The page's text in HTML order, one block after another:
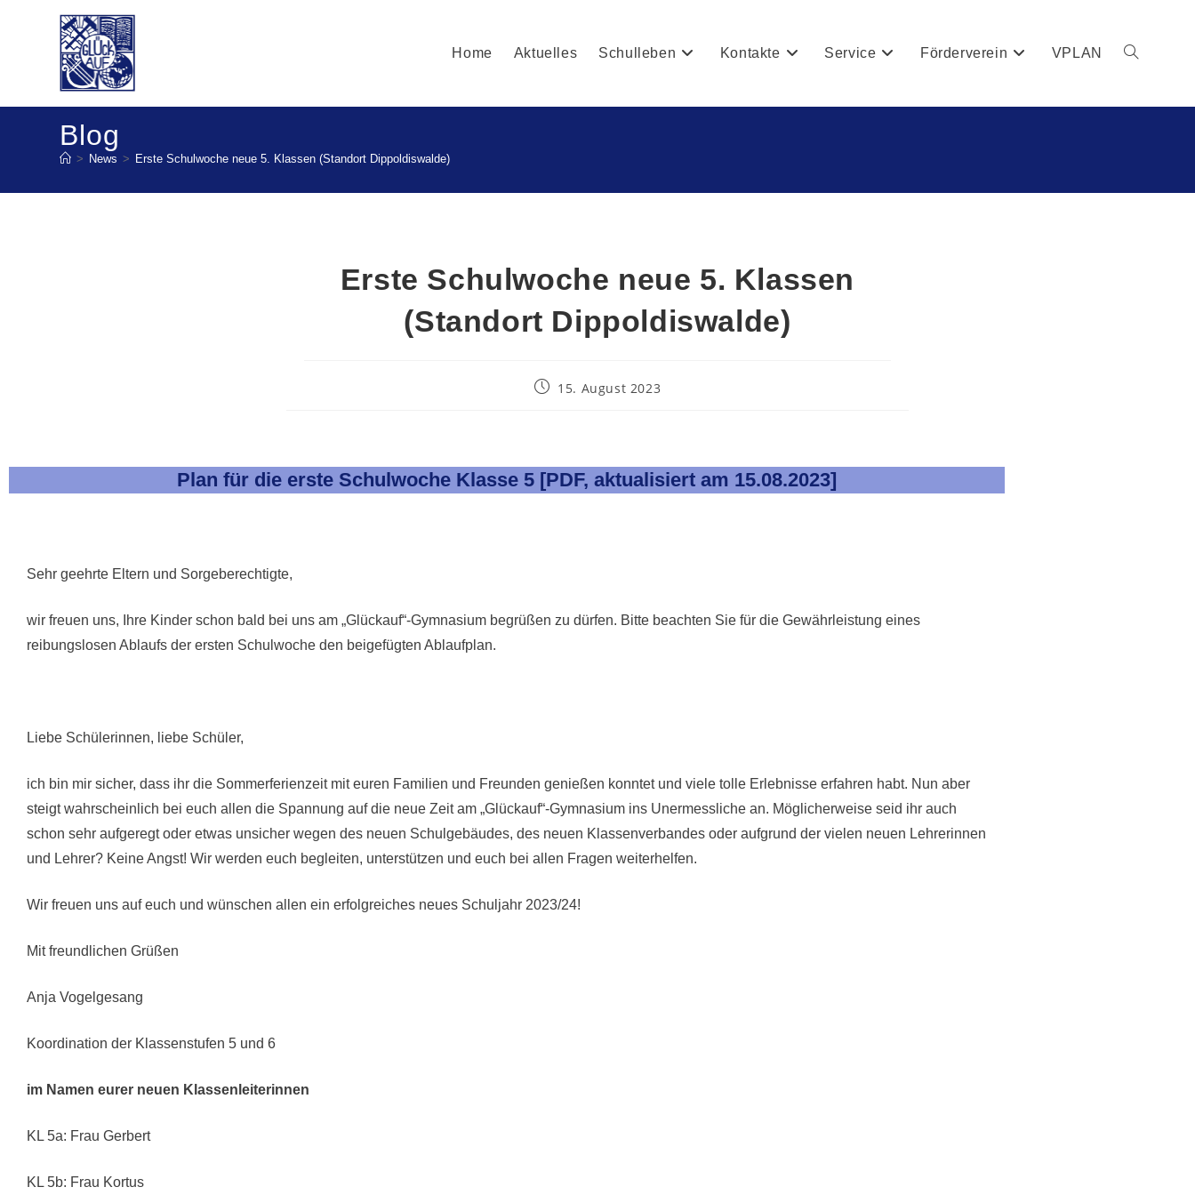
Home Aktuelles Schulleben Kontakte Service Förderverein VPLAN
Blog
> News > Erste Schulwoche neue 5. Klassen (Standort Dippoldiswalde)
Erste Schulwoche neue 5. Klassen
(Standort Dippoldiswalde)
15. August 2023
Plan für die erste Schulwoche Klasse 5 [PDF, aktualisiert am 15.08.2023]
Sehr geehrte Eltern und Sorgeberechtigte,
wir freuen uns, Ihre Kinder schon bald bei uns am „Glückauf“-Gymnasium begrüßen zu dürfen. Bitte beachten Sie für die Gewährleistung eines
reibungslosen Ablaufs der ersten Schulwoche den beigefügten Ablaufplan.
Liebe Schülerinnen, liebe Schüler,
ich bin mir sicher, dass ihr die Sommerferienzeit mit euren Familien und Freunden genießen konntet und viele tolle Erlebnisse erfahren habt. Nun aber
steigt wahrscheinlich bei euch allen die Spannung auf die neue Zeit am „Glückauf“-Gymnasium ins Unermessliche an. Möglicherweise seid ihr auch
schon sehr aufgeregt oder etwas unsicher wegen des neuen Schulgebäudes, des neuen Klassenverbandes oder aufgrund der vielen neuen Lehrerinnen
und Lehrer? Keine Angst! Wir werden euch begleiten, unterstützen und euch bei allen Fragen weiterhelfen.
Wir freuen uns auf euch und wünschen allen ein erfolgreiches neues Schuljahr 2023/24!
Mit freundlichen Grüßen
Anja Vogelgesang
Koordination der Klassenstufen 5 und 6
im Namen eurer neuen Klassenleiterinnen
KL 5a: Frau Gerbert
KL 5b: Frau Kortus